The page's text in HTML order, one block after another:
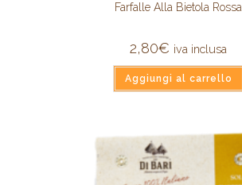
Farfalle Alla Bietola Rossa
2,80€ iva inclusa
Aggiungi al carrello